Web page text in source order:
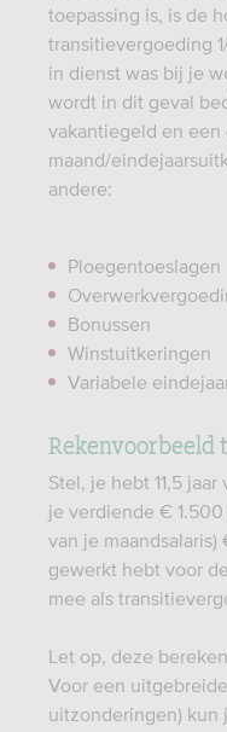
toepassing is, is de
transitievergoeding
in dienst was bij je
wordt in dit geval
vakantiegeld en een
maand/
andere:
Ploegentoeslagen
Bonussen
Winstuitkeringen
Variabele
Stel, je hebt 11,5
je verdiende € 1.500
van je maandsalaris)
gewerkt hebt voor
mee als
Let op, deze
Voor een
uitzonderingen) kun